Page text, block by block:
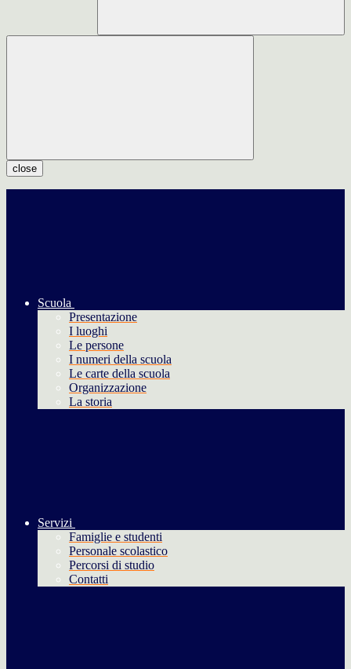
close
Scuola
Presentazione
I luoghi
Le persone
I numeri della scuola
Le carte della scuola
Organizzazione
La storia
Servizi
Famiglie e studenti
Personale scolastico
Percorsi di studio
Contatti